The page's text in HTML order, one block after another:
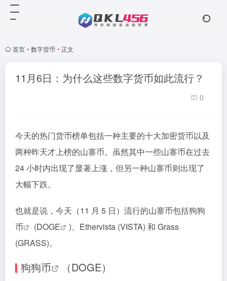
首页 • 数字货币 • 正文
11月6日：为什么这些数字货币如此流行？
0
今天的热门货币榜单包括一种主要的十大加密货币以及
两种昨天才上榜的山寨币。虽然其中一些山寨币在过去
24 小时内出现了显著上涨，但另一种山寨币则出现了
大幅下跌。
也就是说，今天（11 月 5 日）流行的山寨币包括狗狗
币
(DOGE
)、Ethervista (VISTA) 和 Grass
(GRASS)。
狗狗币 （DOGE）